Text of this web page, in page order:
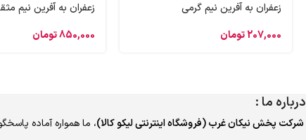
زعفران به آفرین نیم گرمی
207,000تومان
زعفران به آفرین نیم
850,000تومان
درباره ما :
شرکت پخش نیکان غرب (فروشگاه اینترنتی لیکو کالا)، ما همواره آماده